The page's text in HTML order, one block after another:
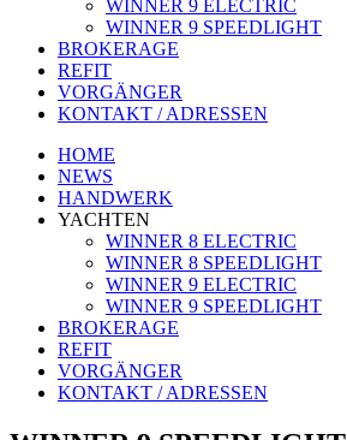
WINNER 9 ELECTRIC
WINNER 9 SPEEDLIGHT
BROKERAGE
REFIT
VORGÄNGER
KONTAKT / ADRESSEN
HOME
NEWS
HANDWERK
YACHTEN
WINNER 8 ELECTRIC
WINNER 8 SPEEDLIGHT
WINNER 9 ELECTRIC
WINNER 9 SPEEDLIGHT
BROKERAGE
REFIT
VORGÄNGER
KONTAKT / ADRESSEN